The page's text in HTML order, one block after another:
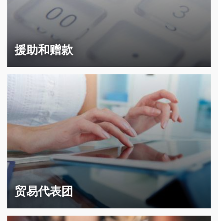
援助和赠款
贸易代表团